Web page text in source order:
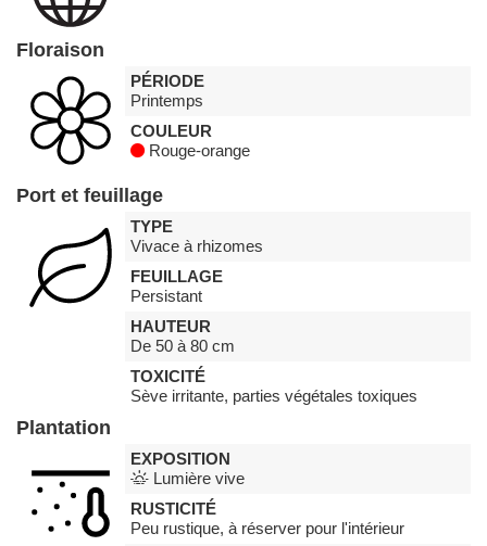
Floraison
PÉRIODE
Printemps
COULEUR
Rouge-orange
Port et feuillage
TYPE
Vivace à rhizomes
FEUILLAGE
Persistant
HAUTEUR
De 50 à 80 cm
TOXICITÉ
Sève irritante, parties végétales toxiques
Plantation
EXPOSITION
Lumière vive
RUSTICITÉ
Peu rustique, à réserver pour l'intérieur